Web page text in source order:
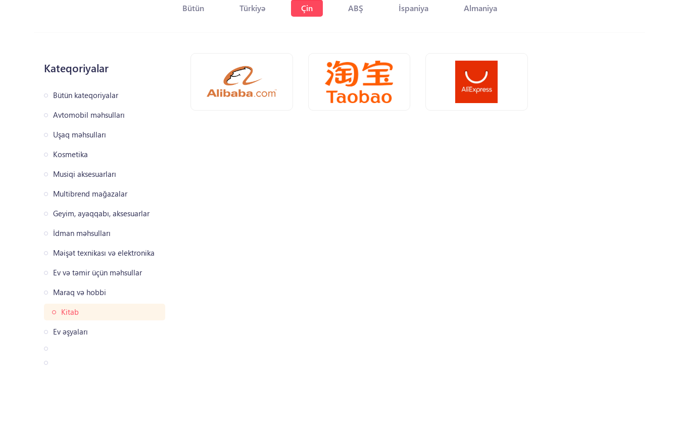
Bütün Türkiyə Çin ABŞ İspaniya Almaniya
Kateqoriyalar
Bütün kateqoriyalar
Avtomobil məhsulları
Uşaq məhsulları
Kosmetika
Musiqi aksesuarları
Multibrend mağazalar
Geyim, ayaqqabı, aksesuarlar
İdman məhsulları
Məişət texnikası və elektronika
Ev və təmir üçün məhsullar
Maraq və hobbi
Kitab
Ev əşyaları